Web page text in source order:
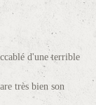
d'une terrible
très bien son